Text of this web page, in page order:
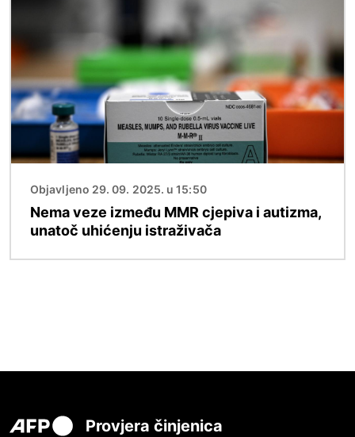
Objavljeno 29. 09. 2025. u 15:50
Nema veze između MMR cjepiva i autizma,
unatoč uhićenju istraživača
Provjera činjenica